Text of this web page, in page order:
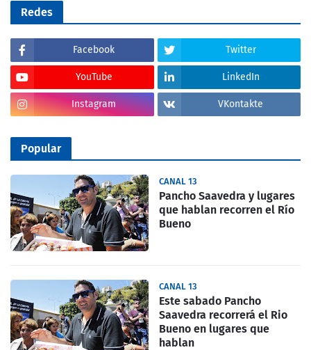
Redes
Facebook Twitter
YouTube LinkedIn
Instagram VKontakte
Popular
CANAL 13
Pancho Saavedra y lugares
que hablan recorren el Río
Bueno
CANAL 13
Este sabado Pancho
Saavedra recorrerá el Rio
Bueno en lugares que
hablan